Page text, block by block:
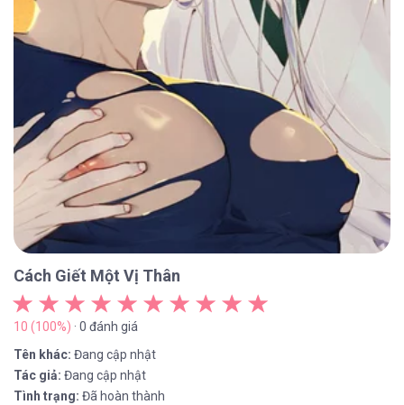
Cách Giết Một Vị Thân
10 (100%) · 0 đánh giá
Tên khác: Đang cập nhật
Tác giả: Đang cập nhật
Tình trạng: Đã hoàn thành